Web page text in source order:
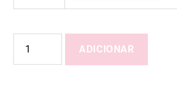
When
ADICIONAR